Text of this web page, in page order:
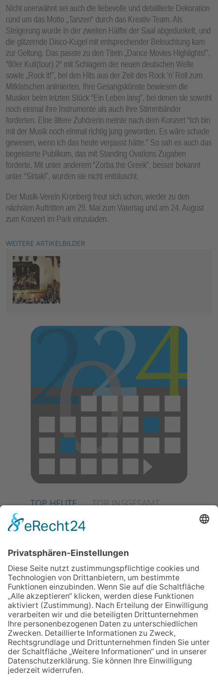
Nicht unerwähnt sei auch die liebevolle und detaillierte Dekoration
rund um das Motto „Tanzen“ durch das Kreativ-Team. Als
Steigerung wurde in der zweiten Hälfte der Saal abgedunkelt, und
die glitzernde Disco-Kugel mit entsprechender Beleuchtung kam
zur Geltung. Das passte zu den Titeln „Dance Movies Highlights!”,
“80er Kult(tour) 2“ mit Schlagern der neuen deutschen Welle
sowie „Rock it!”, bei den Hits aus der Zeit des Rock ’n’ Roll zum
Mitklatschen animierten. Ihre Gesangskünste bewiesen die
Musiker beim letzten Stück “Ein Leben lang”, bei denen sie sowohl
noch einmal ihre Instrumente als auch ihre Stimmbänder
forderten. Eine ältere Zuhörerin meinte nach dem Konzert “Ich bin
mit der Musik noch einmal richtig jung geworden. Es wäre schade
gewesen, wenn ich das heute verpasst hätte.” So sah es auch das
begeisterte Publikum, das mit Standing Ovations Zugaben
forderte. Mit unter anderem “Zorba the Greek”, besser bekannt
unter “Sirtaki”, wurden sie nicht enttäuscht.
Der Musik-Verein Kronberg freut sich schon, wieder zu den
nächsten Auftritten am 29. Mai zum Vatertag und am 24. August
zum Konzert im Park einzuladen.
WEITERE ARTIKELBILDER
TOP HEUTE TOP INSGESAMT
02.07.2026
04.06.2026
Junge Musiker erringen Sieg
beim Mendelssohn-
Wettbewerb
23.07.2026
Partnerschaftsverein
Kronberg-Aberystwyth feiert
30-Jähriges
13.05.2026
GEWINNSPIEL
06.08.2026
„Die Globale Märchenstraße“:
Workshopreihe in der
Stadtbücherei